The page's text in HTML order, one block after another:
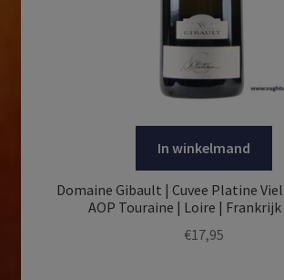
In winkelmand
Domaine Gibault | Cuvee Platine
AOP Touraine | Loire | Frankrijk
€17,95